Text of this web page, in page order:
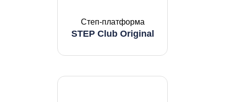
Степ-платформа
STEP Club Original